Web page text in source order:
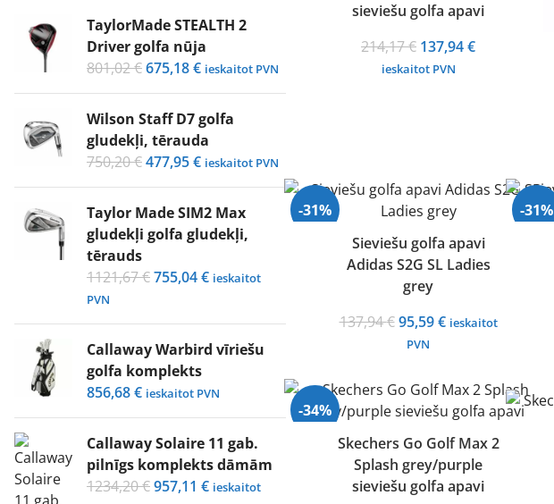
TaylorMade STEALTH 2
Driver golfa nūja
801,02€Original
price
was:
801,02 €.
675,18€Current
price
675,18 €.
ieskaitot PVN
Wilson Staff D7 golfa
gludekļi, tērauda
750,20€Original
price
was:
750,20 €.
477,95€Current
price
is:
477,95 €.
ieskaitot PVN
Taylor Made SIM2 Max
gludekļi golfa gludekļi,
tērauds
1121,67€Original
was:
1121,67 €.
755,04€Current
is:
755,04 €.
ieskaitot
PVN
Callaway Warbird vīriešu
golfa komplekts
856,68€ ieskaitot PVN
Callaway Solaire 11 gab.
pilnīgs komplekts dāmām
1234,20€Original
957,11 €Current
ieskaitot
sieviešu golfa apavi
214,17€ Original
price
137,94€Current
ieskaitot PVN
-31%
Sieviešu golfa apavi
Adidas S2G SL Ladies
grey
137,94€ Original
price
137,94 €.
95,59€Current
95,59 €.
ieskaitot
PVN
-31%
-34%
Skechers Go Golf Max 2
Splash grey/purple
sieviešu golfa apavi